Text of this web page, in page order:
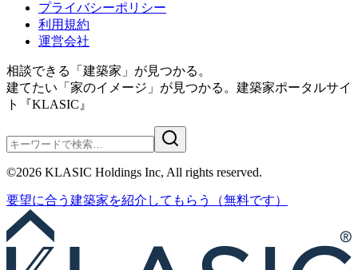
プライバシーポリシー
利用規約
運営会社
相談できる「建築家」が見つかる。
建てたい「家のイメージ」が見つかる。 建築家ポータルサイ
ト『KLASIC』
©2026 KLASIC Holdings Inc, All rights reserved.
要望に合う 建築家を紹介 してもらう （無料です）